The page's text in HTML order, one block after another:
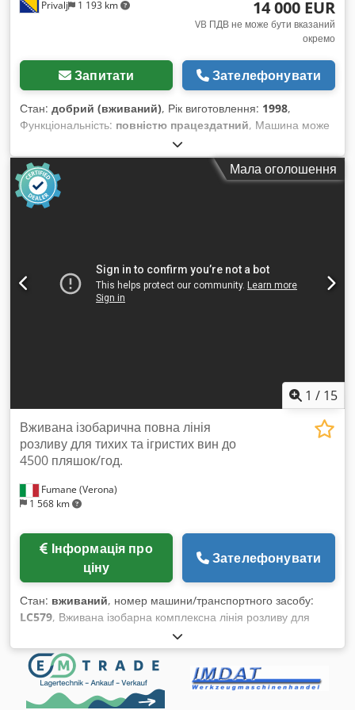
Privalj 1 193 km 14 000 EUR
VB ПДВ не може бути вказаний
окремо
Запитати Зателефонувати
Стан: добрий (вживаний), Рік виготовлення: 1998,
Функціональність: повністю працездатний, Машина може
розливати негазовані напої: воду, соки, вино, а також може
розливати газовані напої. Машина є ізобаричною. Codpfx
Asvtgaxofdorf
Мала оголошення
1 / 15
Fumane (Verona)
1 568 km
Вживана ізобарична повна лінія
розливу для тихих та ігристих вин до
4500 пляшок/год.
ціну
Зателефонувати
Стан: вживаний, номер машини/транспортного засобу:
LC579, Вживана ізобарна комплексна лінія розливу для
тихих та ігристих вин, до 4500 пляшок/год Ця повна лінія
розливу розроблена й налаштована для забезпечення
якісного та стабільного процесу розливу як для тихих, так і
для ігристих вин. Вона базується на ізобарній триблочній
системі, яка поєднує миття, розлив і закупорювання в